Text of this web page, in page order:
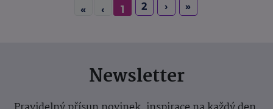
« ‹ 1 2 › »
Newsletter